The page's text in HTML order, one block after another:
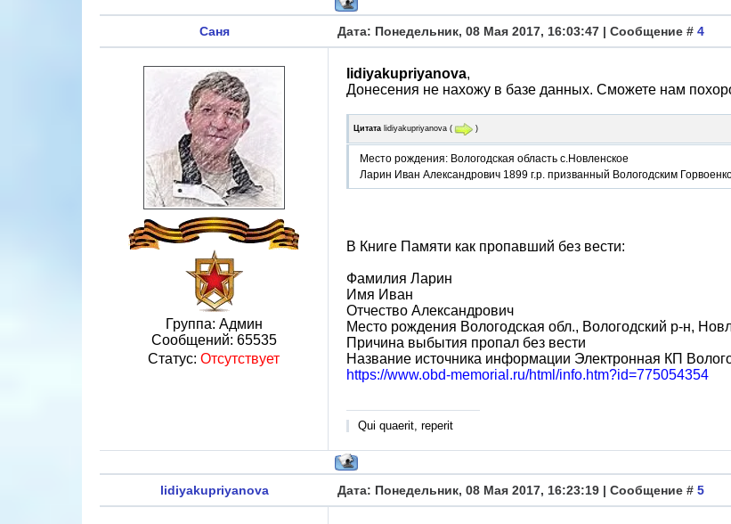
Саня Дата: Понедельник, 08 Мая 2017, 16:03:47 | Сообщение # 4
Группа: Админ
Сообщений: 65535
Статус: Отсутствует
lidiyakupriyanova,
Донесения не нахожу в базе данных. Сможете нам
Цитата lidiyakupriyanova ( )
Место рождения: Вологодская область с.Новленское
Ларин Иван Александрович 1899 г.р. призванный Вологодским
В Книге Памяти как пропавший без вести:
Фамилия Ларин
Имя Иван
Отчество Александрович
Место рождения Вологодская обл., Вологодский р-н,
Причина выбытия пропал без вести
Название источника информации Электронная КП
https://www.obd-memorial.ru/html/info.htm?id=775054354
Qui quaerit, reperit
lidiyakupriyanova Дата: Понедельник, 08 Мая 2017, 16:23:19 | Сообщение # 5